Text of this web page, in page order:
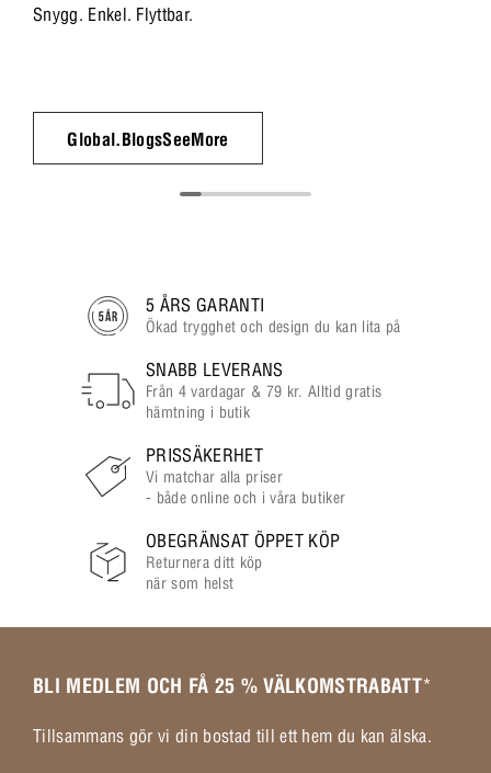
Snygg. Enkel. Flyttbar.
Global.BlogsSeeMore
5 ÅRS GARANTI
Ökad trygghet och design du kan lita på
SNABB LEVERANS
Från 4 vardagar & 79 kr. Alltid gratis
hämtning i butik
PRISSÄKERHET
Vi matchar alla priser
- både online och i våra butiker
OBEGRÄNSAT ÖPPET KÖP
Returnera ditt köp
när som helst
BLI MEDLEM OCH FÅ 25 % VÄLKOMSTRABATT*
Tillsammans gör vi din bostad till ett hem du kan älska.